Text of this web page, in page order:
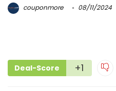
couponmore 08/11/2024
Deal-Score +1